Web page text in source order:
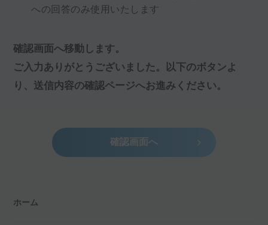
への回答のみ使用いたします
確認画面へ移動します。
ご入力ありがとうございました。以下のボタンよ
り、送信内容の確認ページへお進みください。
確認画面へ
ホーム